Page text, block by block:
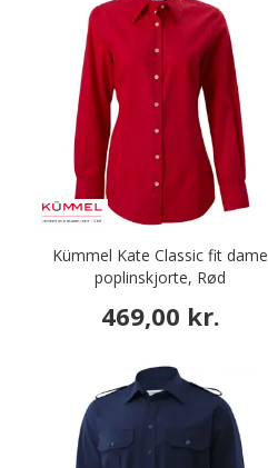
Kümmel Kate Classic fit dame
poplinskjorte, Rød
469,00 kr.